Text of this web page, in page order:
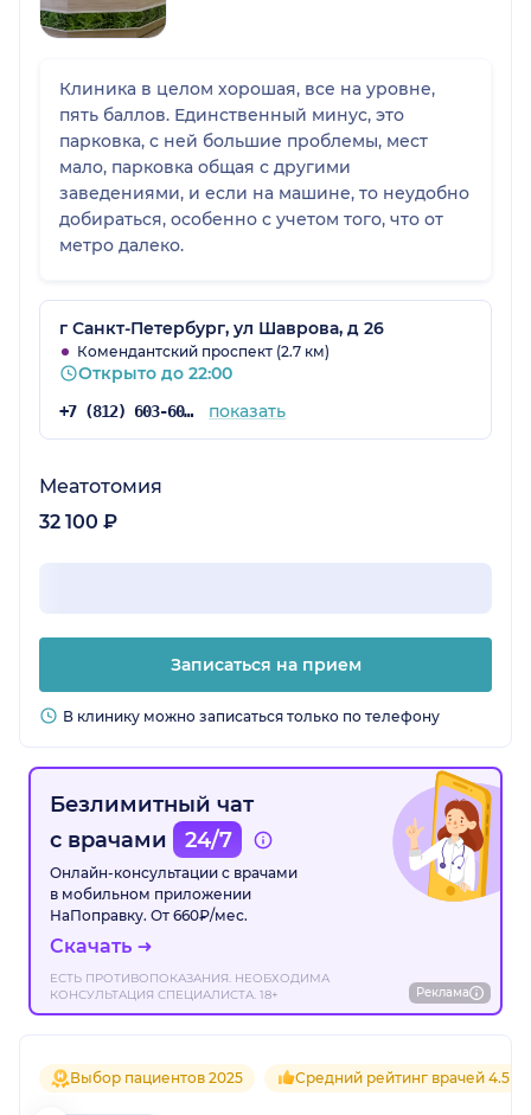
Клиника в целом хорошая, все на уровне,
пять баллов. Единственный минус, это
парковка, с ней большие проблемы, мест
мало, парковка общая с другими
заведениями, и если на машине, то неудобно
добираться, особенно с учетом того, что от
метро далеко.
г Санкт-Петербург, ул Шаврова, д 26
Комендантский проспект (2.7 км)
Открыто до 22:00
+7 (812) 603-60-42 показать
Меатотомия
32 100 ₽
Записаться на прием
В клинику можно записаться только по телефону
Безлимитный чат
с врачами
24/7
Онлайн-консультации с врачами
в мобильном приложении
НаПоправку. От 660₽/мес.
Скачать
ЕСТЬ ПРОТИВОПОКАЗАНИЯ. НЕОБХОДИМА
КОНСУЛЬТАЦИЯ СПЕЦИАЛИСТА. 18+
Реклама
Выбор пациентов 2025 Средний рейтинг врачей 4.5